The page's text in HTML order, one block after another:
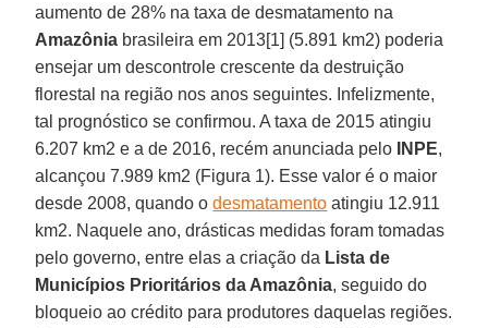
aumento de 28% na taxa de desmatamento na
Amazônia brasileira em 2013[1] (5.891 km2) poderia
ensejar um descontrole crescente da destruição
florestal na região nos anos seguintes. Infelizmente,
tal prognóstico se confirmou. A taxa de 2015 atingiu
6.207 km2 e a de 2016, recém anunciada pelo
INPE,
alcançou 7.989 km2 (Figura 1). Esse valor é o maior
desde 2008, quando odesmatamento atingiu 12.911
km2. Naquele ano, drásticas medidas foram tomadas
pelo governo, entre elas a criação da Lista de
Municípios Prioritários da Amazônia, seguido do
bloqueio ao crédito para produtores daquelas regiões.